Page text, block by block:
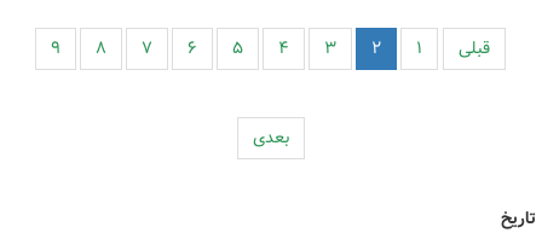
قبلی ۱ ۲ ۳ ۴ ۵ ۶ ۷ ۸ ۹
بعدی
تاریخ